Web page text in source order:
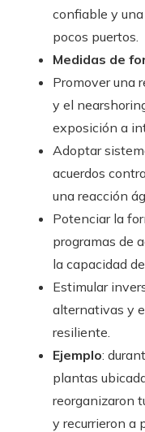
confiable y
pocos puertos.
Medidas de
Promover una
y el
exposición a
Adoptar
acuerdos
una reacción
Potenciar la
programas de
la capacidad
Estimular
alternativas y
resiliente.
Ejemplo:
plantas
reorganizaron
y recurrieron a